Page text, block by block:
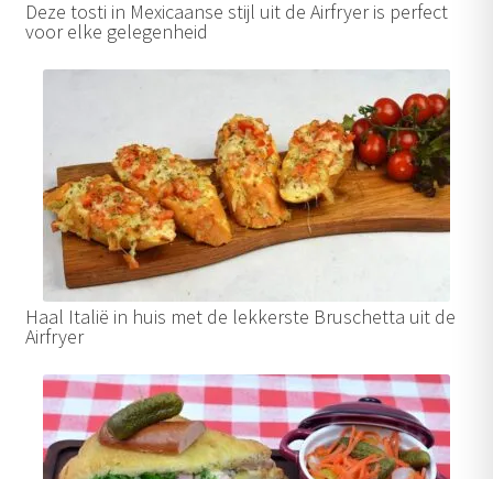
Deze tosti in Mexicaanse stijl uit de Airfryer is perfect
voor elke gelegenheid
Haal Italië in huis met de lekkerste Bruschetta uit de
Airfryer